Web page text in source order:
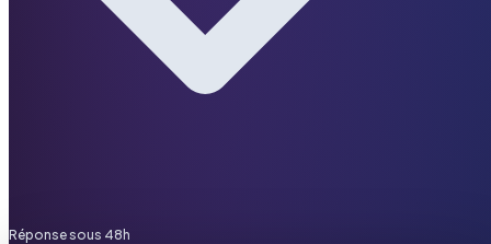
Réponse sous 48h